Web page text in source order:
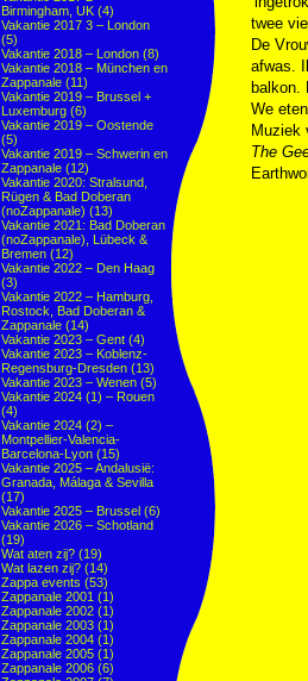
Birmingham, UK (4)
Vakantie 2017 3 – London
(5)
Vakantie 2018 – London (8)
Vakantie 2018 – München en
Zappanale (11)
Vakantie 2019 – Brussel +
Luxemburg (6)
Vakantie 2019 – Oostende
(5)
Vakantie 2019 – Schwerin en
Zappanale (12)
Vakantie 2020: Stralsund,
Rügen & Bad Doberan
(noZappanale) (13)
Vakantie 2021: Bad Doberan
(noZappanale), Lübeck &
Bremen (12)
Vakantie 2022 – Den Haag
(3)
Vakantie 2022 – Hamburg,
Rostock, Bad Doberan &
Zappanale (14)
Vakantie 2023 – Gent (4)
Vakantie 2023 – Koblenz-
Regensburg-Dresden (13)
Vakantie 2023 – Wenen (5)
Vakantie 2024 (1) – Rouen
(4)
Vakantie 2024 (2) –
Montpellier-Valencia-
Barcelona-Lyon (15)
Vakantie 2025 – Andalusië:
Granada, Málaga & Sevilla
(17)
Vakantie 2025 – Brussel (6)
Vakantie 2026 – Schotland
(19)
Wat aten zij? (19)
Wat lazen zij? (14)
Zappa events (53)
Zappanale 2001 (1)
Zappanale 2002 (1)
Zappanale 2003 (1)
Zappanale 2004 (1)
Zappanale 2005 (1)
Zappanale 2006 (6)
twee
De
afwas.
balkon.
We
Muziek
The